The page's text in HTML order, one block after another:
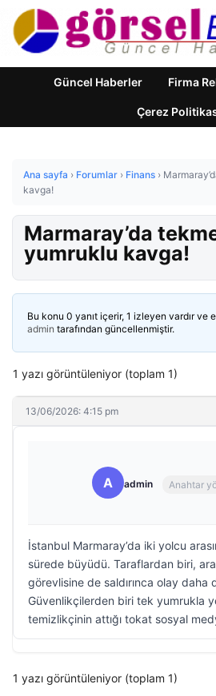
Güncel Haberler Firma
Çerez
Ana sayfa › Forumlar › Finans ›
kavga!
Marmaray’da
yumruklu kavga!
Bu konu 0 yanıt içerir, 1 izleyen vardır ve
admin tarafından güncellenmiştir.
1 yazı görüntüleniyor (toplam 1)
13/06/2026: 4:15 pm
A admin Anahtar
İstanbul Marmaray’da iki yolcu
sürede büyüdü. Taraflardan biri,
görevlisine de saldırınca olay daha
Güvenlikçilerden biri tek yumrukla
temizlikçinin attığı tokat sosyal
1 yazı görüntüleniyor (toplam 1)